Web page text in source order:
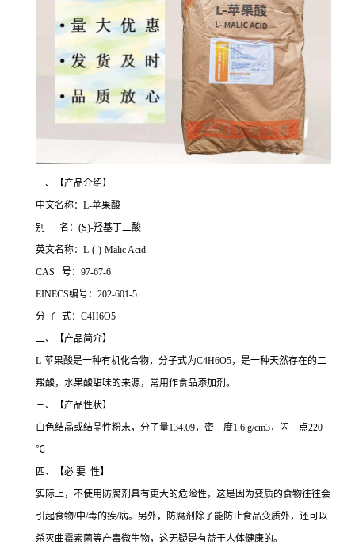
一、【产品介绍】
中文名称：L-苹果酸
别 名：(S)-羟基丁二酸
英文名称：L-(-)-Malic Acid
CAS 号：97-67-6
EINECS编号：202-601-5
分 子 式：C4H6O5
二、【产品简介】
L-苹果酸是一种有机化合物，分子式为C4H6O5，是一种天然存在的二
羧酸，水果酸甜味的来源，常用作食品添加剂。
三、【产品性状】
白色结晶或结晶性粉末，分子量134.09，密 度1.6 g/cm3，闪 点220
℃
四、【必 要 性】
实际上，不使用防腐剂具有更大的危险性，这是因为变质的食物往往会
引起食物/中/毒的疾/病。另外，防腐剂除了能防止食品变质外，还可以
杀灭曲霉素菌等产毒微生物，这无疑是有益于人体健康的。